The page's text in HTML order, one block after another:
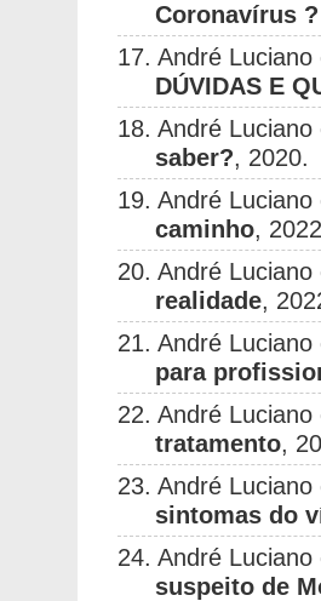
Coronavírus ?
17. André
DÚVIDAS E
18. André
saber?, 2020.
19. André
caminho,
20. André
realidade,
21. André
para
22. André
tratamento,
23. André
sintomas do
24. André
suspeito de